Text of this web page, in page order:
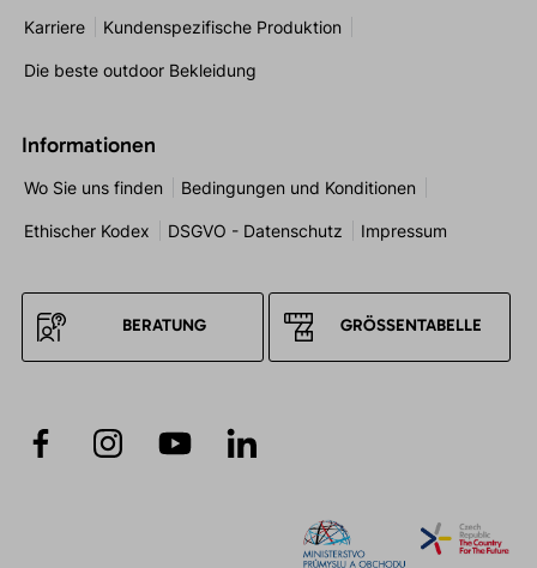
Karriere Kundenspezifische Produktion
Die beste outdoor Bekleidung
Informationen
Wo Sie uns finden Bedingungen und Konditionen
Ethischer Kodex DSGVO - Datenschutz Impressum
BERATUNG GRÖSSENTABELLE